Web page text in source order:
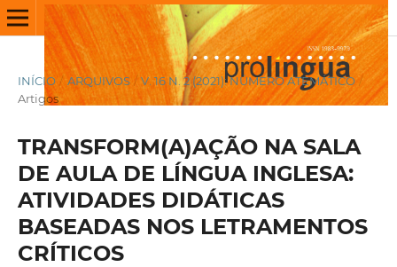
INÍCIO / ARQUIVOS / V. 16 N. 2 (2021): NÚMERO ATEMÁTICO /
Artigos
TRANSFORM(A)AÇÃO NA SALA
DE AULA DE LÍNGUA INGLESA:
ATIVIDADES DIDÁTICAS
BASEADAS NOS LETRAMENTOS
CRÍTICOS